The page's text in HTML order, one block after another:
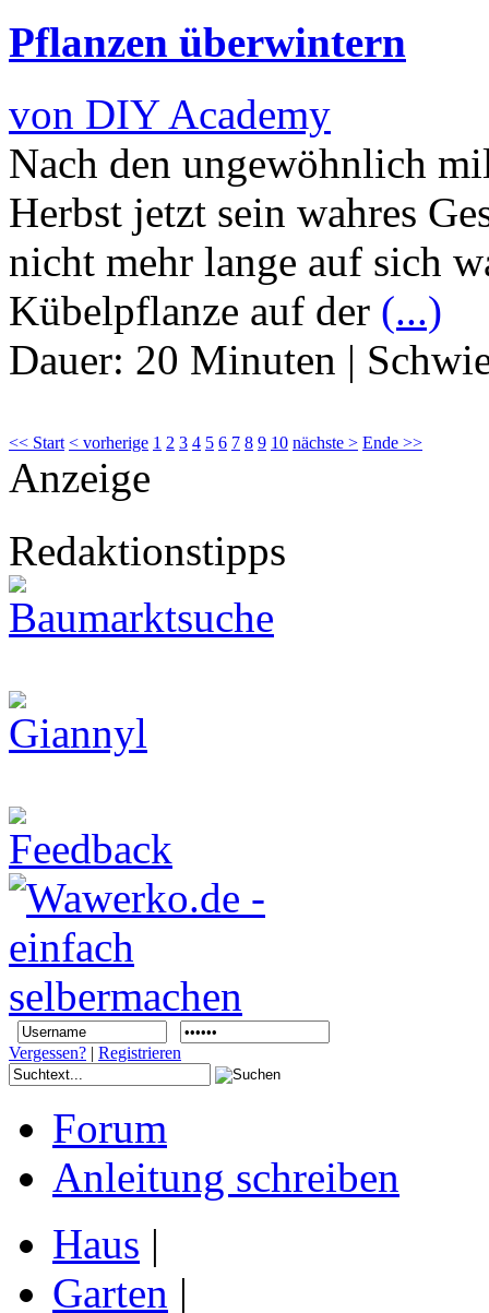
Pflanzen überwintern
von DIY Academy
Nach den ungewöhnlich
Herbst jetzt sein wahres
nicht mehr lange auf sich
Kübelpflanze auf der (...)
Dauer: 20 Minuten |
<< Start < vorherige 1 2 3 4 5 6 7 8 9 10 nächste > Ende >>
Anzeige
Redaktionstipps
Vergessen? | Registrieren
Forum
Anleitung schreiben
Haus |
Garten |